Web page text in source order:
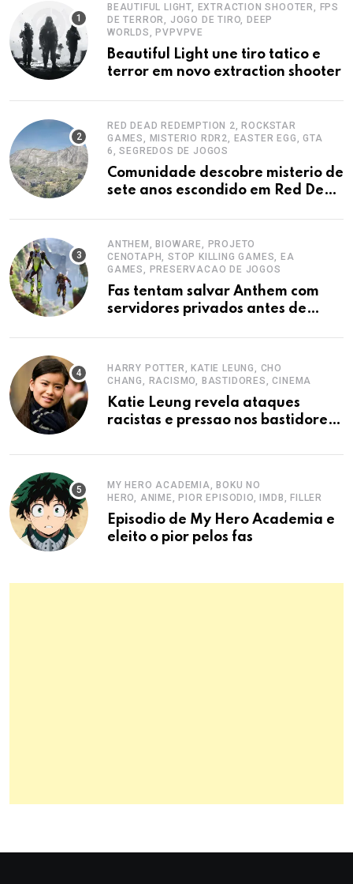
BEAUTIFUL LIGHT, EXTRACTION SHOOTER, FPS
DE TERROR, JOGO DE TIRO, DEEP
WORLDS, PVPVPVE
Beautiful Light une tiro tatico e
terror em novo extraction shooter
RED DEAD REDEMPTION 2, ROCKSTAR
GAMES, MISTERIO RDR2, EASTER EGG, GTA
6, SEGREDOS DE JOGOS
Comunidade descobre misterio de
sete anos escondido em Red Dead
ANTHEM, BIOWARE, PROJETO
CENOTAPH, STOP KILLING GAMES, EA
GAMES, PRESERVACAO DE JOGOS
Fas tentam salvar Anthem com
servidores privados antes de
HARRY POTTER, KATIE LEUNG, CHO
CHANG, RACISMO, BASTIDORES, CINEMA
Katie Leung revela ataques
racistas e pressao nos bastidores
MY HERO ACADEMIA, BOKU NO
HERO, ANIME, PIOR EPISODIO, IMDB, FILLER
Episodio de My Hero Academia e
eleito o pior pelos fas